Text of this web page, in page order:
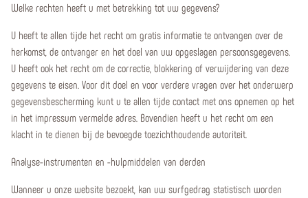
Welke rechten heeft u met betrekking tot uw gegevens?
U heeft te allen tijde het recht om gratis informatie te ontvangen over de
herkomst, de ontvanger en het doel van uw opgeslagen persoonsgegevens.
U heeft ook het recht om de correctie, blokkering of verwijdering van deze
gegevens te eisen. Voor dit doel en voor verdere vragen over het onderwerp
gegevensbescherming kunt u te allen tijde contact met ons opnemen op het
in het impressum vermelde adres. Bovendien heeft u het recht om een
klacht in te dienen bij de bevoegde toezichthoudende autoriteit.
Analyse-instrumenten en -hulpmiddelen van derden
Wanneer u onze website bezoekt, kan uw surfgedrag statistisch worden